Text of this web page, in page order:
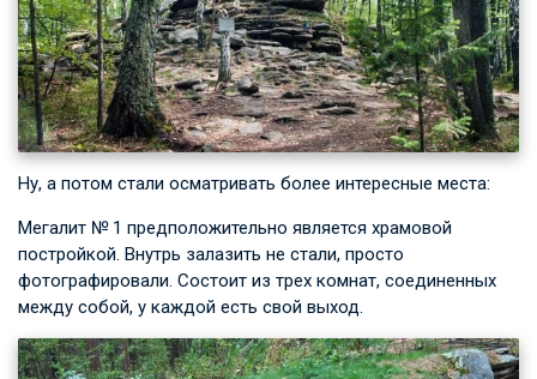
Ну, а потом стали осматривать более интересные места:
Мегалит № 1 предположительно является храмовой
постройкой. Внутрь залазить не стали, просто
фотографировали. Состоит из трех комнат, соединенных
между собой, у каждой есть свой выход.